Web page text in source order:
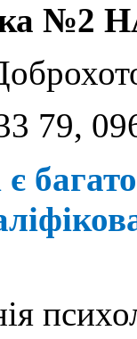
№2
79,